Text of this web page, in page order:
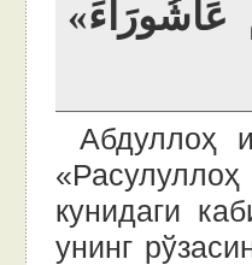
عَاشُورَاءَ»
Абдуллоҳ
кунидаги
унинг